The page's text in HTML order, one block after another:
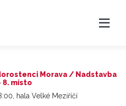
Morava / Nadstavba
8. místo
hala Velké Meziříčí